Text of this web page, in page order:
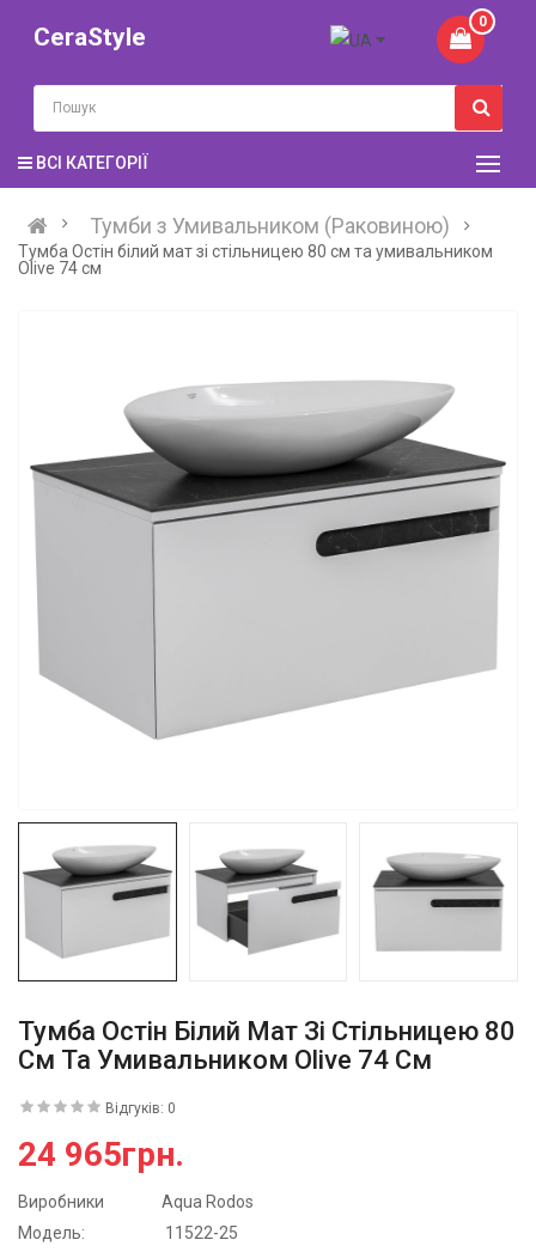
CeraStyle
0
ВСІ КАТЕГОРІЇ
Тумби з Умивальником (Раковиною)
Тумба Остiн білий мат зі стільницею 80 см та умивальником
Olive 74 см
Тумба Остiн Білий Мат Зі Стільницею 80
См Та Умивальником Olive 74 См
Відгуків: 0
24 965грн.
Виробники
Aqua Rodos
Модель:
11522-25